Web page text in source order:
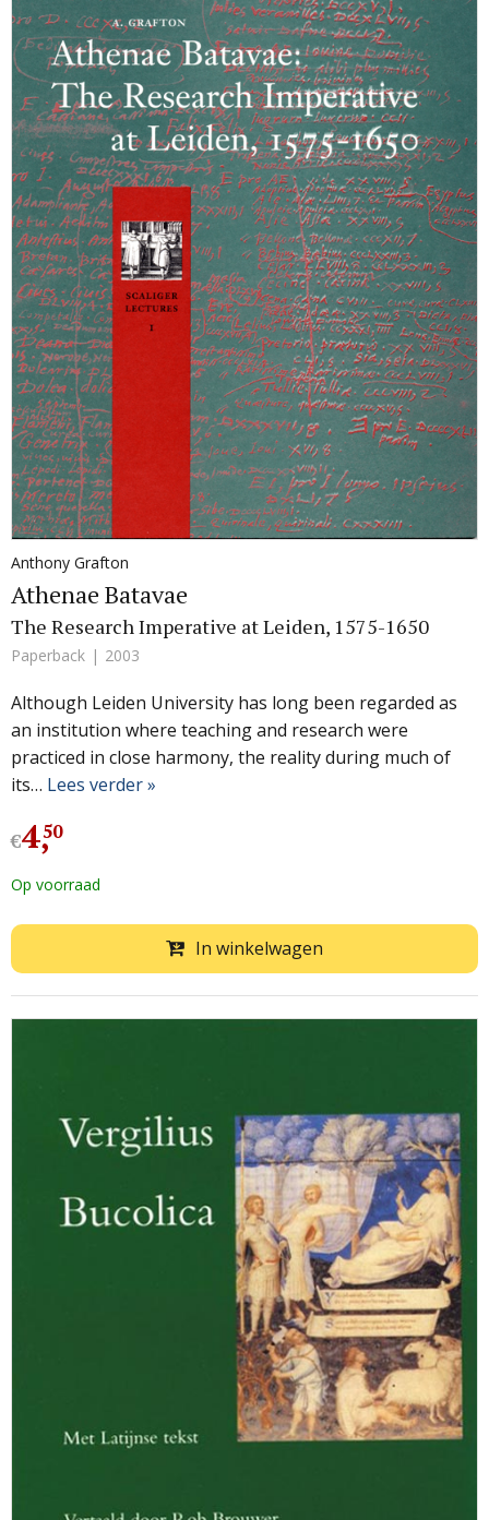
Anthony Grafton
Athenae Batavae
The Research Imperative at Leiden, 1575-1650
Paperback 2003
Although Leiden University has long been regarded as
an institution where teaching and research were
practiced in close harmony, the reality during much of
its… Lees verder »
€4,
50
Op voorraad
In winkelwagen